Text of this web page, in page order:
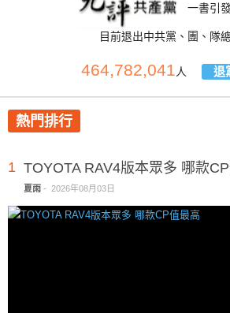
一書引
目前退出中共黨、團、隊
464,782,041人 退
熱門排行
1 TOYOTA RAV4版本眾多 哪款
夏雨 - 2026年08月03日